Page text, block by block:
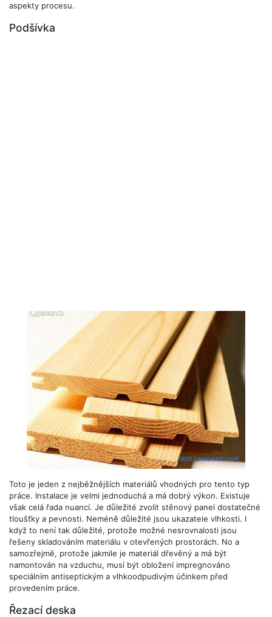
aspekty procesu.
Podšívka
Toto je jeden z nejběžnějších materiálů vhodných pro tento typ
práce. Instalace je velmi jednoduchá a má dobrý výkon. Existuje
však celá řada nuancí. Je důležité zvolit stěnový panel dostatečné
tloušťky a pevnosti. Neméně důležité jsou ukazatele vlhkosti. I
když to není tak důležité, protože možné nesrovnalosti jsou
řešeny skladováním materiálu v otevřených prostorách. No a
samozřejmě, protože jakmile je materiál dřevěný a má být
namontován na vzduchu, musí být obložení impregnováno
speciálním antiseptickým a vlhkoodpudivým účinkem před
provedením práce.
Řezací deska